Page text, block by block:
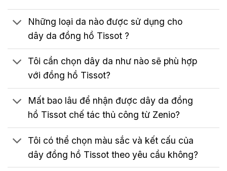
Những loại da nào được sử dụng cho
dây da đồng hồ Tissot ?
Tôi cần chọn dây da như nào sẽ phù hợp
với đồng hồ Tissot?
Mất bao lâu để nhận được dây da đồng
hồ Tissot chế tác thủ công từ Zenio?
Tôi có thể chọn màu sắc và kết cấu của
dây đồng hồ Tissot theo yêu cầu không?